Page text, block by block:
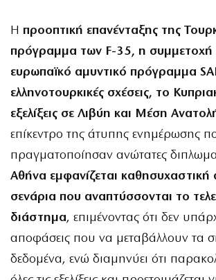
Η προοπτική επανένταξης της
πρόγραμμα των F-35, η συμμετοχή
ευρωπαϊκό αμυντικό πρόγραμμα
ελληνοτουρκικές σχέσεις, το
εξελίξεις σε Λιβύη και Μέση
επίκεντρο της άτυπης ενημέρωσης
πραγματοποίησαν ανώτατες
Αθήνα εμφανίζεται καθησυχαστική
σενάρια που αναπτύσσονται το
διάστημα, επιμένοντας ότι δεν
αποφάσεις που να μεταβάλλουν τα
δεδομένα, ενώ διαμηνύει ότι